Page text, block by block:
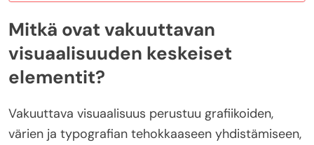
Mitkä ovat vakuuttavan
visuaalisuuden keskeiset
elementit?
Vakuuttava visuaalisuus perustuu grafiikoiden,
värien ja typografian tehokkaaseen yhdistämiseen,